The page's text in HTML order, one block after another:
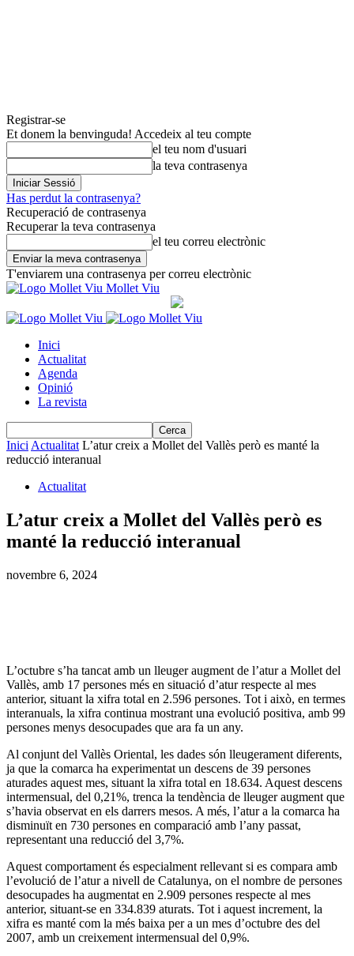
Registrar-se
Et donem la benvinguda! Accedeix al teu compte
el teu nom d'usuari
la teva contrasenya
Has perdut la contrasenya?
Recuperació de contrasenya
Recuperar la teva contrasenya
el teu correu electrònic
T'enviarem una contrasenya per correu electrònic
Mollet Viu
Inici
Actualitat
Agenda
Opinió
La revista
Inici Actualitat L’atur creix a Mollet del Vallès però es manté la
reducció interanual
Actualitat
L’atur creix a Mollet del Vallès però es
manté la reducció interanual
novembre 6, 2024
L’octubre s’ha tancat amb un lleuger augment de l’atur a Mollet del
Vallès, amb 17 persones més en situació d’atur respecte al mes
anterior, situant la xifra total en 2.596 persones. Tot i això, en termes
interanuals, la xifra continua mostrant una evolució positiva, amb 99
persones menys desocupades que ara fa un any.
Al conjunt del Vallès Oriental, les dades són lleugerament diferents,
ja que la comarca ha experimentat un descens de 39 persones
aturades aquest mes, situant la xifra total en 18.634. Aquest descens
intermensual, del 0,21%, trenca la tendència de lleuger augment que
s’havia observat en els darrers mesos. A més, l’atur a la comarca ha
disminuït en 730 persones en comparació amb l’any passat,
representant una reducció del 3,7%.
Aquest comportament és especialment rellevant si es compara amb
l’evolució de l’atur a nivell de Catalunya, on el nombre de persones
desocupades ha augmentat en 2.909 persones respecte al mes
anterior, situant-se en 334.839 aturats. Tot i aquest increment, la
xifra es manté com la més baixa per a un mes d’octubre des del
2007, amb un creixement intermensual del 0,9%.